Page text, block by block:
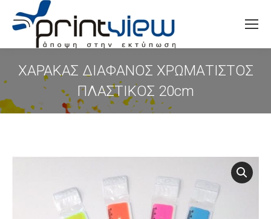
Search:
ΧΑΡΑΚΑΣ ΔΙΑΦΑΝΟΣ ΧΡΩΜΑΤΙΣΤΟΣ
ΠΛΑΣΤΙΚΟΣ 20cm
You are here: